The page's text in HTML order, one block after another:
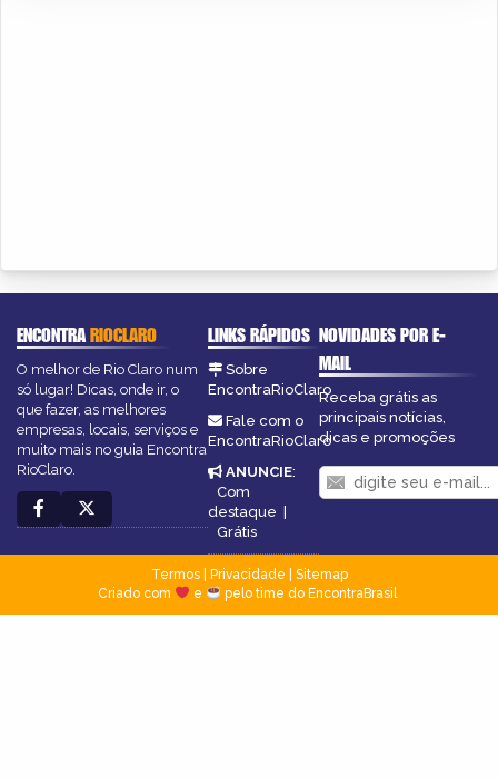
ENCONTRARIOCLARO
O melhor de Rio Claro num
só lugar! Dicas, onde ir, o
que fazer, as melhores
empresas, locais, serviços e
muito mais no guia Encontra
RioClaro.
LINKS RÁPIDOS
Sobre
EncontraRioClaro
Fale com o
EncontraRioClaro
ANUNCIE:
Com
destaque |
Grátis
NOVIDADES POR E-
MAIL
Receba grátis as
principais notícias,
dicas e promoções
Termos| Privacidade
Sitemap
Criado com
e pelo time do EncontraBrasil